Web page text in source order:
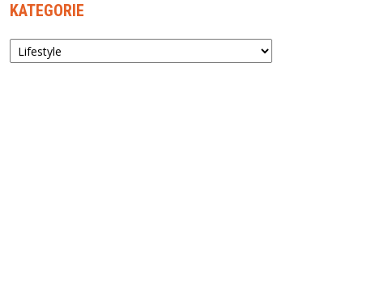
KATEGORIE
Kategorie